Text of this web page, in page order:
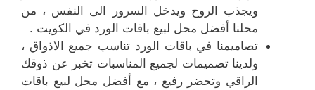
ويجذب الروح ويدخل السرور الى النفس ، من
محلنا أفضل محل لبيع باقات الورد في الكويت .
تصاميمنا في باقات الورد تناسب جميع الاذواق ،
ولدينا تصميمات لجميع المناسبات تخبر عن ذوقك
الراقي وتحضر رفيع ، مع أفضل محل لبيع باقات